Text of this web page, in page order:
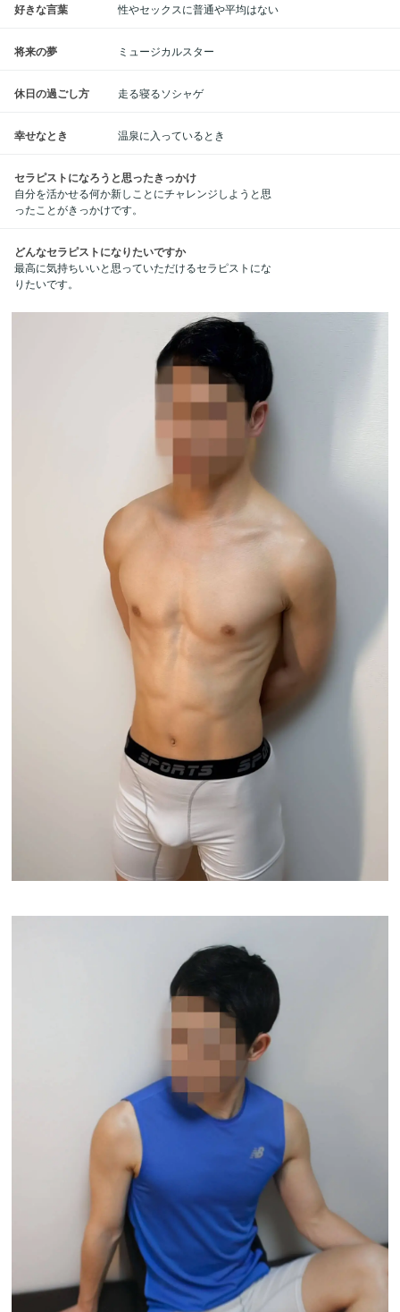
好きな言葉 性やセックスに普通や平均はない
将来の夢 ミュージカルスター
休日の過ごし方 走る寝るソシャゲ
幸せなとき 温泉に入っているとき
セラピストになろうと思ったきっかけ
自分を活かせる何か新しことにチャレンジしようと思
ったことがきっかけです。
どんなセラピストになりたいですか
最高に気持ちいいと思っていただけるセラピストにな
りたいです。